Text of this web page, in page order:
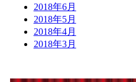
2018年6月
2018年5月
2018年4月
2018年3月